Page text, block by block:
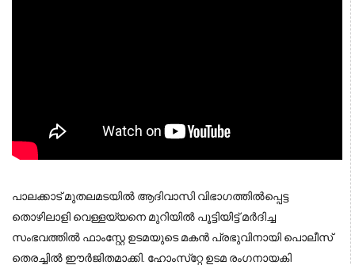
പാലക്കാട് മുതലമടയില്‍ ആദിവാസി വിഭാഗത്തില്‍പ്പെട്ട
തൊഴിലാളി വെള്ളയ്യനെ മുറിയില്‍ പൂട്ടിയിട്ട് മര്‍ദിച്ച
സംഭവത്തില്‍ ഫാംസ്റ്റേ ഉടമയുടെ മകന്‍ പ്രഭുവിനായി പൊലീസ്
തെരച്ചില്‍ ഈര്‍ജിതമാക്കി. ഹോംസ്‌റ്റേ ഉടമ രംഗനായകി